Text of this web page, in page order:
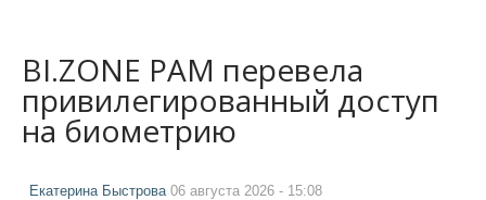
BI.ZONE PAM перевела
привилегированный доступ
на биометрию
Екатерина Быстрова 06 августа 2026 - 15:08